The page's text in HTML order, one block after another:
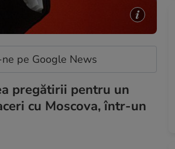
pe Google News
pregătirii pentru un
cu Moscova, într-un